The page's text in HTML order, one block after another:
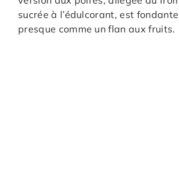
sucrée à l’édulcorant, est
presque comme un flan aux fruits.